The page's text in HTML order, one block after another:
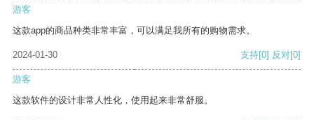
游客
这款app的商品种类非常丰富，可以满足我所有的购物需求。
2024-01-30 支持[0] 反对[0]
游客
这款软件的设计非常人性化，使用起来非常舒服。